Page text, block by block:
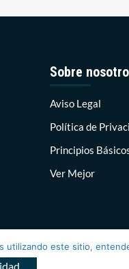
Sobre
Aviso Legal
Política de
Principios
Ver Mejor
utilizando este sitio,